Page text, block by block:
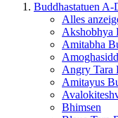
Buddhastatuen A-
Alles
Akshobhya
Amitabha
Angry Tara
Amitayus
Bhimsen